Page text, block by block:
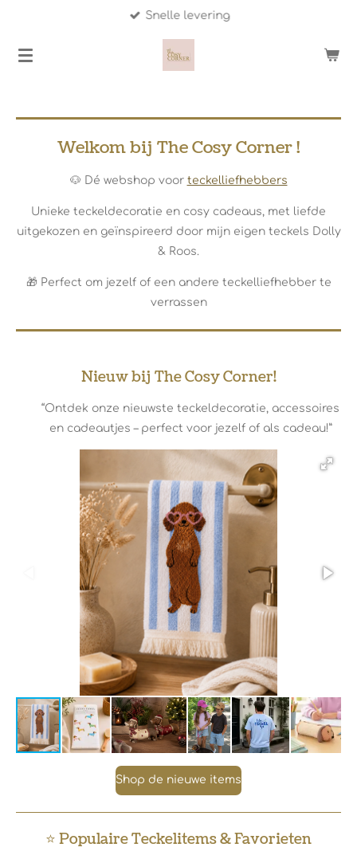
naar
Snelle levering
Welkom bij The Cosy Corner !
🐶 Dé webshop voor teckelliefhebbers
Unieke teckeldecoratie en cosy cadeaus, met liefde
uitgekozen en geïnspireerd door mijn eigen teckels Dolly
& Roos.
🎁 Perfect om jezelf of een andere teckelliefhebber te
verrassen
Nieuw bij The Cosy Corner!
“Ontdek onze nieuwste teckeldecoratie, accessoires
en cadeautjes – perfect voor jezelf of als cadeau!”
Shop de nieuwe items
⭐ Populaire Teckelitems & Favorieten